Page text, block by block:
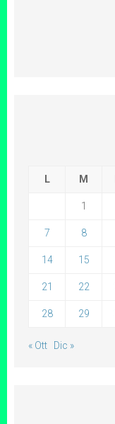
L M
1
7 8
14 15
21 22
28 29
« Ott Dic »